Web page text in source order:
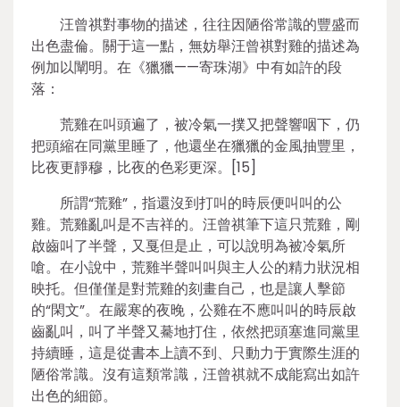
汪曾祺對事物的描述，往往因陋俗常識的豐盛而
出色盡倫。關于這一點，無妨舉汪曾祺對雞的描述為
例加以闡明。在《獵獵——寄珠湖》中有如許的段
落：
荒雞在叫頭遍了，被冷氣一撲又把聲響咽下，仍
把頭縮在同黨里睡了，他還坐在獵獵的金風抽豐里，
比夜更靜穆，比夜的色彩更深。[15]
所謂“荒雞”，指還沒到打叫的時辰便叫叫的公
雞。荒雞亂叫是不吉祥的。汪曾祺筆下這只荒雞，剛
啟齒叫了半聲，又戛但是止，可以說明為被冷氣所
嗆。在小說中，荒雞半聲叫叫與主人公的精力狀況相
映托。但僅僅是對荒雞的刻畫自己，也是讓人擊節
的“閑文”。在嚴寒的夜晚，公雞在不應叫叫的時辰啟
齒亂叫，叫了半聲又驀地打住，依然把頭塞進同黨里
持續睡，這是從書本上讀不到、只動力于實際生涯的
陋俗常識。沒有這類常識，汪曾祺就不成能寫出如許
出色的細節。